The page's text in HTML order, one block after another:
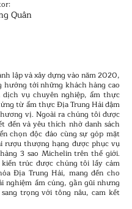
Quân
lập và xây dựng vào năm 2020,
tới những khách hàng cao
dịch vụ chuyên nghiệp, ẩm thực
từ ẩm thực Địa Trung Hải đậm
vị. Ngoài ra chúng tôi được
đến và yêu thích nhờ danh sách
chọn độc đáo cùng sự góp mặt
rượu thượng hạng được phục vụ
3 sao Michelin trên thế giới.
trúc được chúng tôi lấy cảm
Địa Trung Hải, mang đến cho
nghiệm ấm cúng, gần gũi nhưng
trọng với tông nâu, cam kết